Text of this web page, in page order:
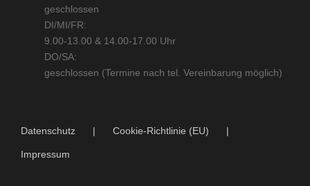
geschlossen
DI/MI/FR:
9.00-13.00 & 14.00-17.00 Uhr
DO/SA:
geschlossen (Termine nach tel. Vereinbarung möglich)
Datenschutz Cookie-Richtlinie (EU)
Impressum